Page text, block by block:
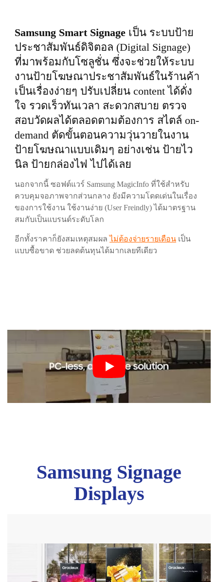
Samsung Smart Signage เป็น ระบบป้าย
ประชาสัมพันธ์ดิจิตอล (Digital Signage)
ที่มาพร้อมกับโซลูชั่น ซึ่งจะช่วยให้ระบบ
งานป้ายโฆษณาประชาสัมพันธ์ในร้านค้า
เป็นเรื่องง่ายๆ ปรับเปลี่ยน content ได้ดั่ง
ใจ รวดเร็วทันเวลา สะดวกสบาย ตรวจ
สอบวัดผลได้ตลอดตามต้องการ สไตล์ on-
demand ตัดขั้นตอนความวุ่นวายในงาน
ป้ายโฆษณาแบบเดิมๆ อย่างเช่น ป้ายไว
นิล ป้ายกล่องไฟ ไปได้เลย
นอกจากนี้ ซอฟต์แวร์ Samsung MagicInfo ที่ใช้สำหรับ
ควบคุมจอภาพจากส่วนกลาง ยังมีความโดดเด่นในเรื่อง
ของการใช้งาน ใช้งานง่าย (User Freindly) ได้มาตรฐาน
สมกับเป็นแบรนด์ระดับโลก
อีกทั้งราคาก็ยังสมเหตุสมผลไม่ต้องจ่ายรายเดือน เป็น
แบบซื้อขาด ช่วยลดต้นทุนได้มากเลยทีเดียว
Samsung Signage
Displays